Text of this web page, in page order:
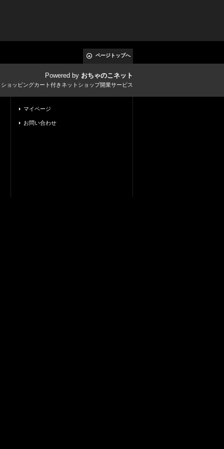
ページトップへ
Powered by おちゃのこネット
ョッピングカート付きネットショップ開業サービス
マイページ
お問い合わせ